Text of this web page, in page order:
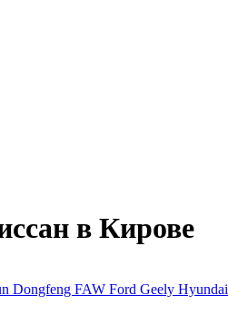
в Кирове
Dongfeng FAW Ford Geely Hyundai